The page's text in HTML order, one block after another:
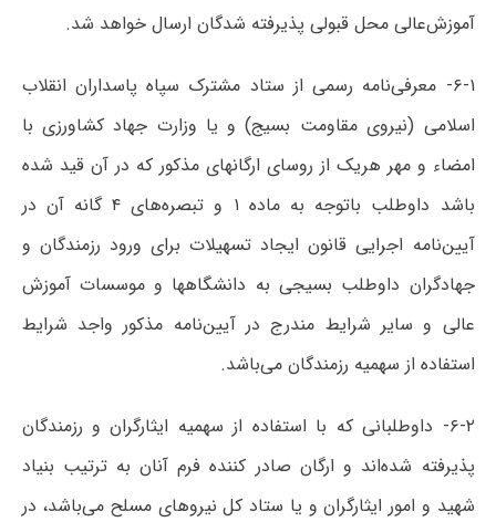
آموزش‌‌عالی‌ محل ‌قبولی‌ پذیرفته‌ شدگان‌ ارسال‌ خواهد شد.
۶-۱- معرفی‌نامه ‌رسمی ‌از ستاد مشترک‌ سپاه ‌پاسداران‌ انقلاب
‌اسلامی‌ (نیروی مقاومت بسیج) و یا وزارت‌ جهاد کشاورزی با
امضاء و مهر هریک‌ از روسای‌ ارگانهای‌ مذکور که‌ در آن ‌قید شده‌
باشد داوطلب‌ باتوجه‌ به‌ ماده‌ ۱ و تبصره‌های‌ ۴ گانه‌ آن‌ در
آیین‌نامه‌ اجرایی‌ قانون‌ ایجاد تسهیلات‌ برای‌ ورود رزمندگان‌ و
جهادگران‌ داوطلب‌ بسیجی‌ به‌ دانشگاهها و موسسات‌ آموزش‌
عالی‌ و سایر شرایط مندرج‌ در آیین‌نامه‌ مذکور واجد شرایط
استفاده‌ از سهمیه‌ رزمندگان‌ می‌باشد.
۶-۲- داوطلبانی که با استفاده از سهمیه‌ ایثارگران و رزمندگان
پذیرفته ‌شده‌اند و ارگان صادر کننده فرم آنان به ترتیب بنیاد
شهید و امور ایثارگران و یا ستاد کل نیروهای مسلح می‌باشد، در